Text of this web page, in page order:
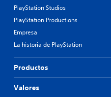
PlayStation Studios
PlayStation Productions
Empresa
La historia de PlayStation
Productos
Valores